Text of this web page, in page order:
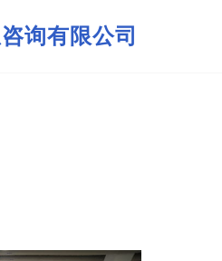
询有限公司